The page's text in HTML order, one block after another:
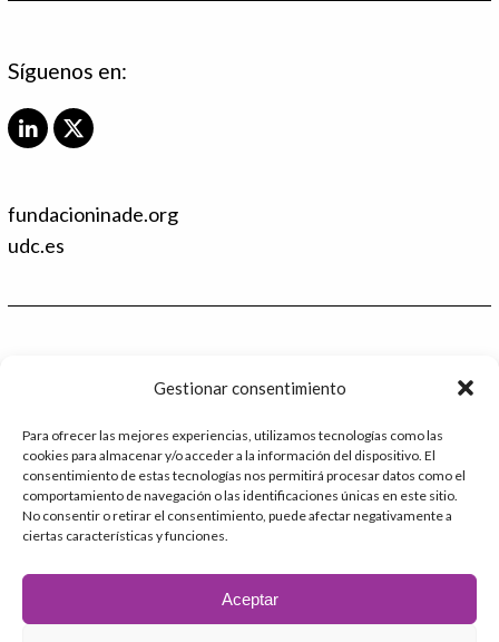
Gestionar consentimiento
Para ofrecer las mejores experiencias, utilizamos tecnologías como las
cookies para almacenar y/o acceder a la información del dispositivo. El
consentimiento de estas tecnologías nos permitirá procesar datos como el
comportamiento de navegación o las identificaciones únicas en este sitio.
No consentir o retirar el consentimiento, puede afectar negativamente a
ciertas características y funciones.
Aceptar
Síguenos en:
L
e
d
X
t
fundacioninade.org
udc.es
986 48 52 28 - Ext.2
administracion@catedrafundacioninade.org
Universidade da Coruña - Facultad de Derecho
Campus Elviña s/n
15071 – A Coruña